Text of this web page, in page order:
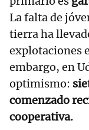
La falta de
tierra ha
explotaciones
embargo, en
optimismo:
comenzado
cooperativa.